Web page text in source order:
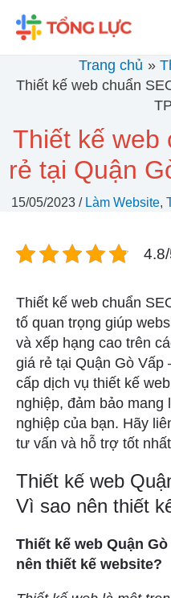
Trang chủ
Thiết kế web chuẩn
Thiết kế web
rẻ tại Quận
15/05/2023 / Làm Website,
Thiết kế web chuẩn
tố quan trọng giúp
và xếp hạng cao trên
giá rẻ tại Quận Gò Vấp
cấp dịch vụ thiết kế
nghiệp, đảm bảo mang
nghiệp của bạn. Hãy
tư vấn và hỗ trợ tốt
Thiết kế web
Vì sao nên thiết
Thiết kế web Quận
nên thiết kế website?